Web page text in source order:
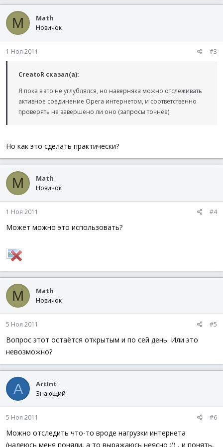
M Math
Новичок
1 Ноя 2011 #3
CreatoR сказал(а):
Я пока в это не углублялся, но наверняка можно отслеживать
активное соединение Opera интернетом, и соответственно
проверять не завершено ли оно (запросы точнее).
Но как это сделать практически?
M Math
Новичок
1 Ноя 2011 #4
Может можно это использовать?
M Math
Новичок
5 Ноя 2011 #5
Вопрос этот остаётся открытым и по сей день. Или это
невозможно?
A ArtInt
Знающий
5 Ноя 2011 #6
Можно отследить что-то вроде нагрузки интернета
(надеюсь меня поняли, а то выражаюсь неясно :() , и понять,